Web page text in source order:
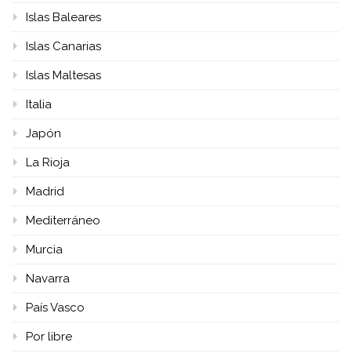
Islas Baleares
Islas Canarias
Islas Maltesas
Italia
Japón
La Rioja
Madrid
Mediterráneo
Murcia
Navarra
País Vasco
Por libre